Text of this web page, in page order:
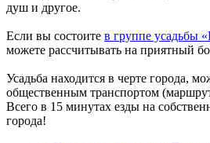
душ и другое.
Если вы состоите в группе усадьбы
можете рассчитывать на приятный
Усадьба находится в черте города,
общественным транспортом
Всего в 15 минутах езды на
города!